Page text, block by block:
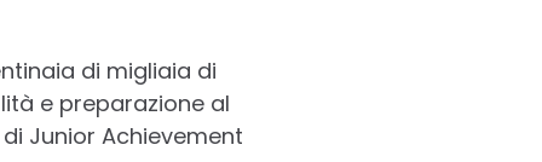
di migliaia di
e preparazione al
Junior Achievement